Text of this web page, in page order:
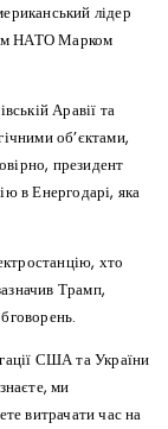
лідер
НАТО Марком
Аравії та
об’єктами,
президент
в Енергодарі, яка
хто
Трамп,
США та України
ми
витрачати час на